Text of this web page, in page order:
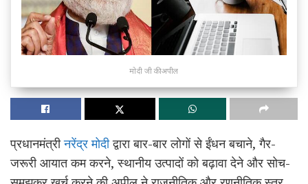
मोदी जी की अपील
प्रधानमंत्रीनरेंद्र मोदीद्वारा बार-बार लोगों से ईंधन बचाने, गैर-
जरूरी आयात कम करने, स्थानीय उत्पादों को बढ़ावा देने और सोच-